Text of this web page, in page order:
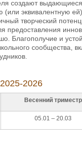
создают
эквивалентную
творческий
предоставления
Благополучие и
2026
Весенний триместр
05.01 – 20.03